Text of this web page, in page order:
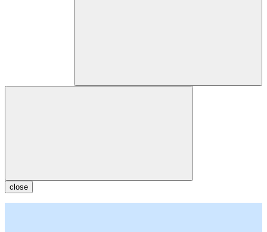
close